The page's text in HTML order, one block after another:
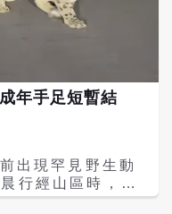
時27分26秒至10
設備。他向《紅
成年象帶著數頭
年亞洲象體型龐
1公噸，小象也
作人員相當緊
入後，他和其他
與現場目擊者所
年手足短暫結
出現罕見野生動
行經山區時，意
漫步，畫面曝光